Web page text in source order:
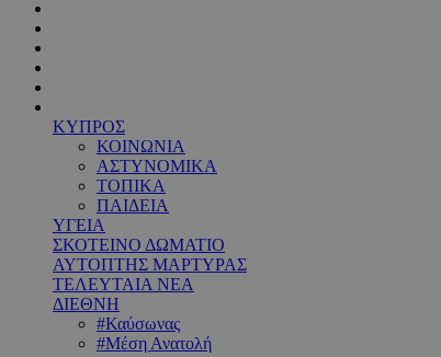
ΚΥΠΡΟΣ
ΚΟΙΝΩΝΙΑ
ΑΣΤΥΝΟΜΙΚΑ
ΤΟΠΙΚΑ
ΠΑΙΔΕΙΑ
ΥΓΕΙΑ
ΣΚΟΤΕΙΝΟ ΔΩΜΑΤΙΟ
ΑΥΤΟΠΤΗΣ ΜΑΡΤΥΡΑΣ
ΤΕΛΕΥΤΑΙΑ ΝΕΑ
ΔΙΕΘΝΗ
#Καύσωνας
#Μέση Ανατολή